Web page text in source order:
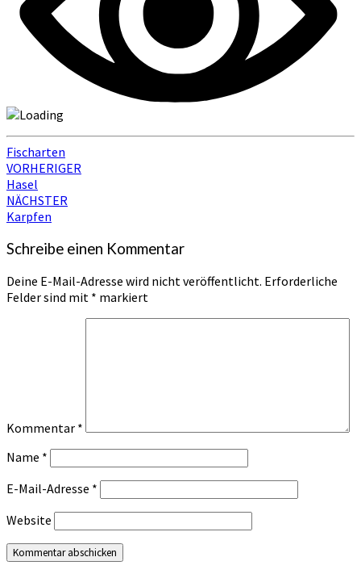
Fischarten
Beitragsnavigation
VORHERIGER
Hasel
NÄCHSTER
Karpfen
Schreibe einen Kommentar
Deine E-Mail-Adresse wird nicht veröffentlicht. Erforderliche
Felder sind mit * markiert
Kommentar *
Name *
E-Mail-Adresse *
Website